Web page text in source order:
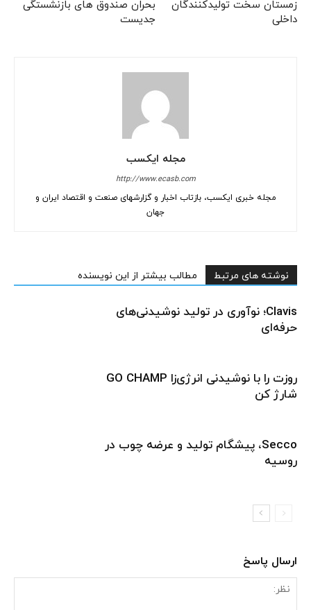
بحران صندوق های بازنشستگی
جدیست
زمستان سخت تولیدکنندگان
داخلی
مجله ایکسب
http://www.ecasb.com
مجله خبری ایکسب، بازتاب اخبار و گزارشهای صنعت و اقتصاد ایران و
جهان
نوشته های مرتبط مطالب بیشتر از این نویسنده
Clavis؛ نوآوری در تولید نوشیدنی‌های
حرفه‌ای
روزت را با نوشیدنی انرژی‌زا GO CHAMP
شارژ کن
Secco، پیشگام تولید و عرضه چوب در
روسیه
ارسال پاسخ